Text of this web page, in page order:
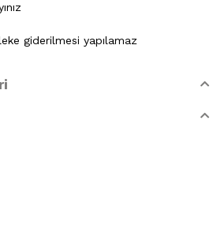
giderilmesi yapılamaz
izin verilemez.